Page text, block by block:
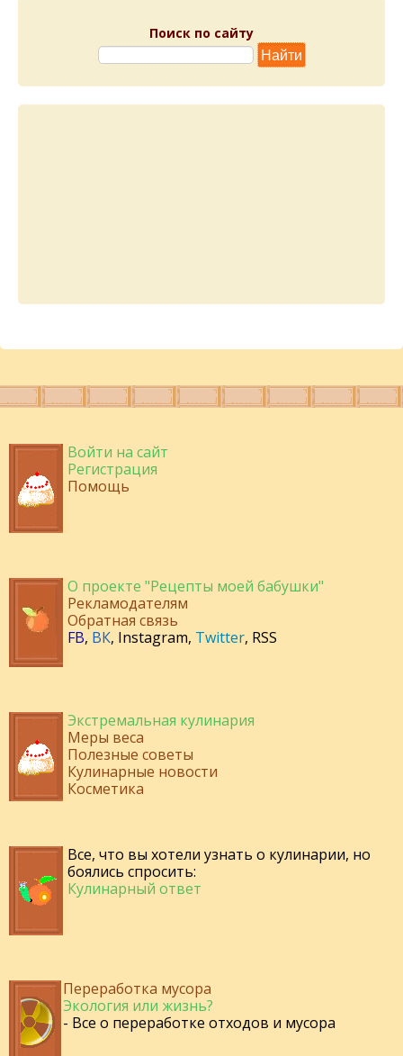
Поиск по сайту
Войти на сайт
Регистрация
Помощь
О проекте "Рецепты моей бабушки"
Рекламодателям
Обратная связь
FB, ВК, Instagram, Twitter, RSS
Экстремальная кулинария
Меры веса
Полезные советы
Кулинарные новости
Косметика
Все, что вы хотели узнать о кулинарии, но
боялись спросить:
Кулинарный ответ
Переработка мусора
Экология или жизнь?
- Все о переработке отходов и мусора